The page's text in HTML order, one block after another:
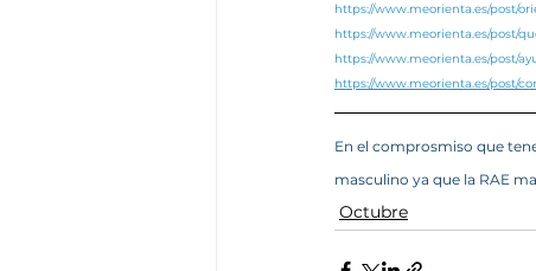
https://www.meorienta.es/post/
https://www.meorienta.es/post/
https://www.meorienta.es/post/
https://www.meorienta.es/post/
En el comprosmiso que
masculino ya que la RAE
Octubre